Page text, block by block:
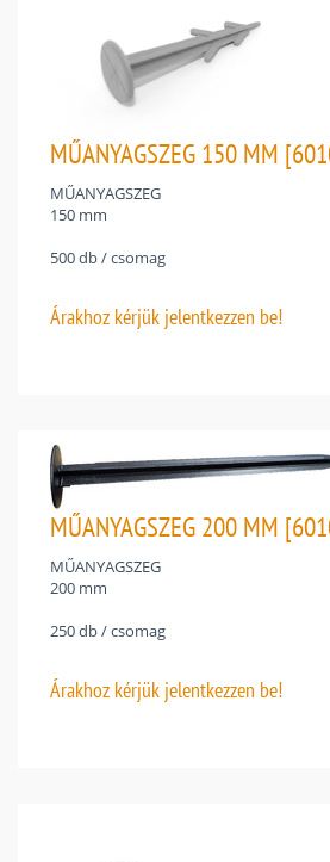
MŰANYAGSZEG 150 MM
MŰANYAGSZEG
150 mm
500 db / csomag
Árakhoz kérjük jelentkezzen be!
MŰANYAGSZEG 200 MM
MŰANYAGSZEG
200 mm
250 db / csomag
Árakhoz kérjük jelentkezzen be!